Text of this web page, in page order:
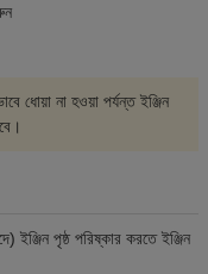
ধোয়া না হওয়া পর্যন্ত ইঞ্জিন
ইঞ্জিন পৃষ্ঠ পরিষ্কার করতে ইঞ্জিন